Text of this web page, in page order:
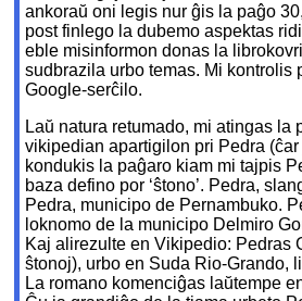
ankoraŭ oni legis nur ĝis la paĝo
post finlego la dubemo aspektas
eble misinformon donas la
sudbrazila urbo temas. Mi kontrolis
Google-serĉilo.
Laŭ natura retumado, mi atingas la
vikipedian apartigilon pri Pedra
kondukis la paĝaro kiam mi tajpis
baza defino por ‘ŝtono’. Pedra,
Pedra, municipo de Pernambuko.
loknomo de la municipo Delmiro
Kaj alirezulte en Vikipedio: Pedras
ŝtonoj), urbo en Suda Rio-Grando,
La romano komenciĝas laŭtempe